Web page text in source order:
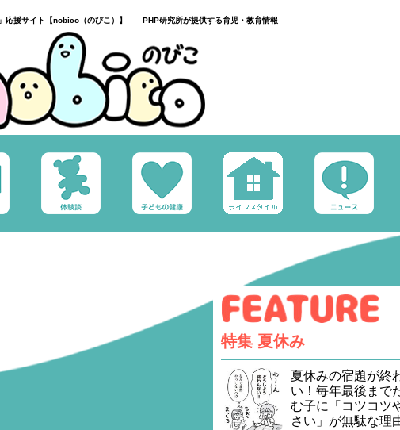
応援サイト【nobico（のびこ）】 PHP研究所が提供する育児・教育情報
特集 夏休み
夏休みの宿題が終
い！毎年最後まで
む子に「コツコツ
さい」が無駄な理